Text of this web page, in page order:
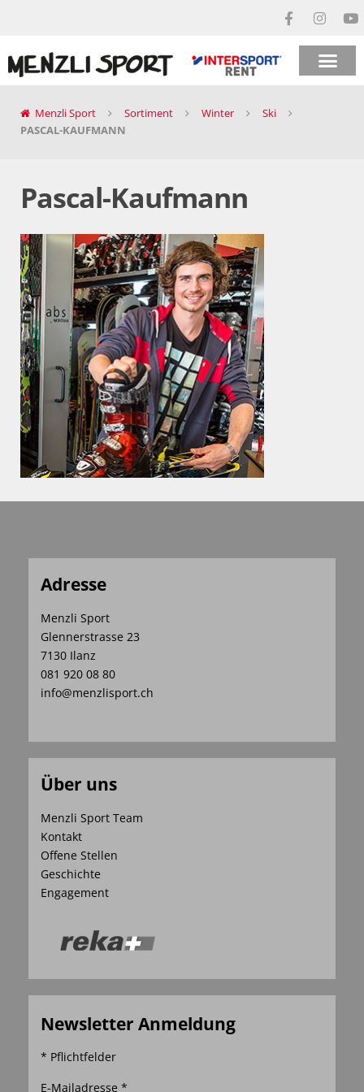
Menzli Sport Sortiment Winter
Ski
PASCAL-KAUFMANN
Pascal-Kaufmann
Adresse
Menzli Sport
Glennerstrasse 23
7130 Ilanz
081 920 08 80
info@menzlisport.ch
Über uns
Menzli Sport Team
Kontakt
Offene Stellen
Geschichte
Engagement
Newsletter Anmeldung
* Pflichtfelder
E-Mailadresse *